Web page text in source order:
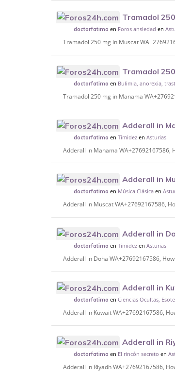
Tramadol
buy Xanax, Lyrica in Muscat,
doctorfatima en Foros ansiedad en
Tramadol 250 mg in Muscat
Tramadol
to buy Xanax, Lyrica in
doctorfatima en Bulimia, anorexia,
Tramadol 250 mg in Manama
Adderall in
Adderall, Ritalin, Vyvanse in
doctorfatima enTimidez enAsturias
Adderall in Manama WA+27692167586,
Adderall in
Adderall, Ritalin, Vyvanse in
doctorfatima en Música Clásica en
Adderall in Muscat WA+27692167586,
Adderall in
Adderall, Ritalin, Vyvanse in
doctorfatima enTimidez enAsturias
Adderall in Doha WA+27692167586,
Adderall in
Adderall, Ritalin, Vyvanse in
doctorfatima enCiencias Ocultas,
Adderall in Kuwait WA+27692167586,
Adderall in
Adderall, Ritalin, Vyvanse in
doctorfatima en El rincón secreto en
Adderall in Riyadh WA+27692167586,